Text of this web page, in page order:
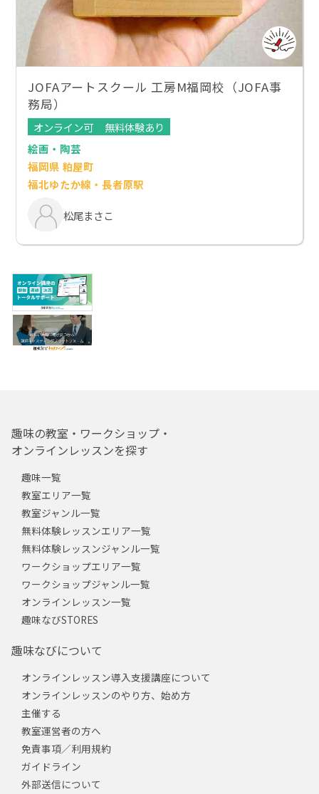
JOFAアートスクール 工房M福岡校（JOFA事
務局）
オンライン可
無料体験あり
絵画・陶芸
福岡県 粕屋町
福北ゆたか線・長者原駅
松尾まさこ
趣味の教室・ワークショップ・
オンラインレッスンを探す
趣味一覧
教室エリア一覧
教室ジャンル一覧
無料体験レッスンエリア一覧
無料体験レッスンジャンル一覧
ワークショップエリア一覧
ワークショップジャンル一覧
オンラインレッスン一覧
趣味なびSTORES
趣味なびについて
オンラインレッスン導入支援講座について
オンラインレッスンのやり方、始め方
主催する
教室運営者の方へ
免責事項／利用規約
ガイドライン
外部送信について